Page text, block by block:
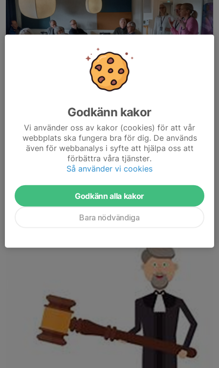
Det blev ett välbesökt och intressant besök på SVT:s
"evakueringslokaler" med många kära återseenden.
Årsmötesprotokollet klart
0 kommentarer
Godkänn kakor
Vi använder oss av kakor (cookies) för att vår
webbplats ska fungera bra för dig. De används
även för webbanalys i syfte att hjälpa oss att
förbättra våra tjänster.
Så använder vi cookies
Godkänn alla kakor
Bara nödvändiga